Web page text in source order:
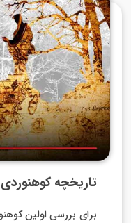
تاریخچه کوهنوردی در
برای بررسی اولین کوهنوردان